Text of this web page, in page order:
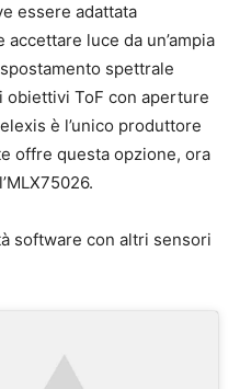
essere adattata
luce da un’ampia
spettrale
obiettivi ToF con aperture
è l’unico produttore
offre questa opzione, ora
software con altri sensori